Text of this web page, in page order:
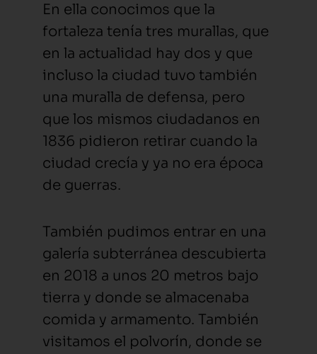
En ella conocimos que la
fortaleza tenía tres murallas, que
en la actualidad hay dos y que
incluso la ciudad tuvo también
una muralla de defensa, pero
que los mismos ciudadanos en
1836 pidieron retirar cuando la
ciudad crecía y ya no era época
de guerras.
También pudimos entrar en una
galería subterránea descubierta
en 2018 a unos 20 metros bajo
tierra y donde se almacenaba
comida y armamento. También
visitamos el polvorín, donde se